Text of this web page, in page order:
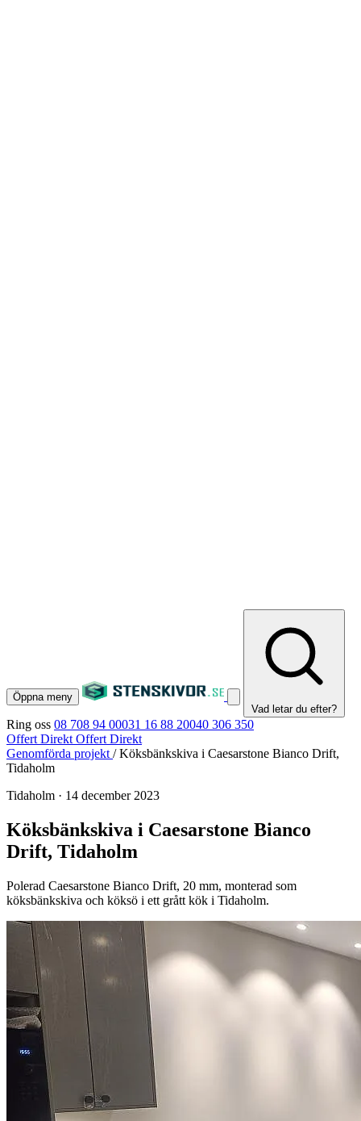
Öppna meny
Vad letar du efter?
Ring oss 08 708 94 00031 16 88 20040 306 350
Offert Direkt Offert Direkt
Genomförda projekt / Köksbänkskiva i Caesarstone Bianco Drift,
Tidaholm
Tidaholm · 14 december 2023
Köksbänkskiva i Caesarstone Bianco
Drift, Tidaholm
Polerad Caesarstone Bianco Drift, 20 mm, monterad som
köksbänkskiva och köksö i ett grått kök i Tidaholm.